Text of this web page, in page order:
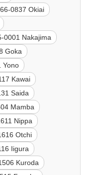
0837 Okiai
0001 Nakajima
Goka
Yono
Kawai
Saida
Mamba
Nippa
Otchi
Iigura
Kuroda